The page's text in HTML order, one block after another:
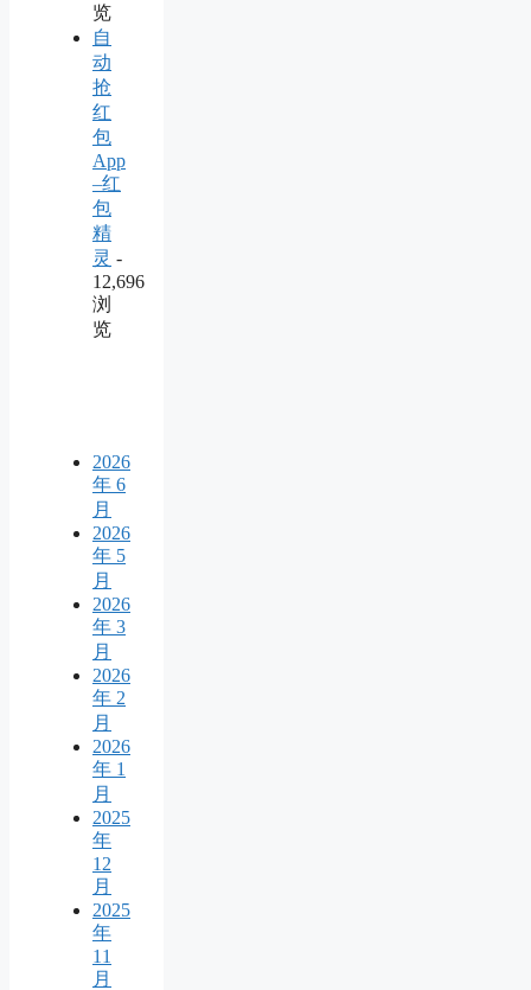
览
自
动
抢
红
包
App
–红
包
精
灵 -
12,696
浏
览
2026
年 6
月
2026
年 5
月
2026
年 3
月
2026
年 2
月
2026
年 1
月
2025
年
12
月
2025
年
11
月